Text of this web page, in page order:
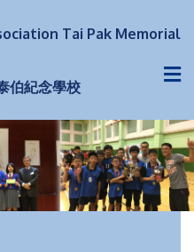
Tai Pak Memorial
伯紀念學校